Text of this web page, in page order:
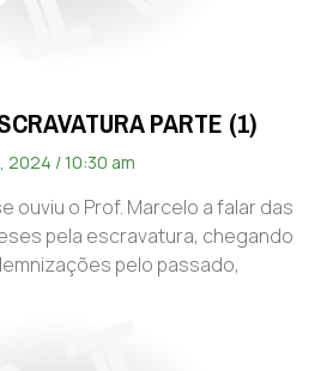
PARTE (1)
2024 10:30 am
ouviu o Prof. Marcelo a falar das
pela escravatura, chegando
pelo passado,